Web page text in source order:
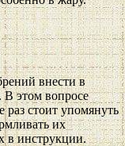
внести в
В этом вопросе
раз стоит упомянуть
их
в инструкции.